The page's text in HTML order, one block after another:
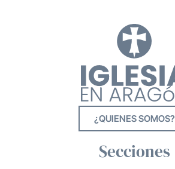
¿QUIENES SOMOS?
Secciones